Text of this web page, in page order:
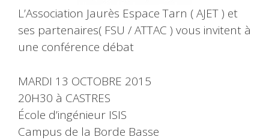
L’Association Jaurès Espace Tarn ( AJET ) et
ses partenaires( FSU / ATTAC ) vous invitent à
une conférence débat
MARDI 13 OCTOBRE 2015
20H30 à CASTRES
École d’ingénieur ISIS
Campus de la Borde Basse